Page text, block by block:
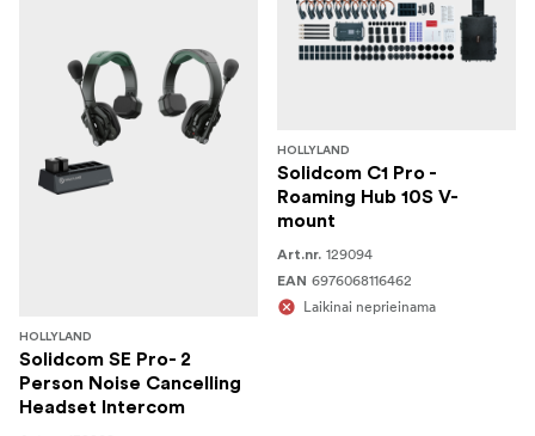
HOLLYLAND
Solidcom SE Pro- 2
Person Noise Cancelling
Headset Intercom
HOLLYLAND
Solidcom C1 Pro -
Roaming Hub 10S V-
mount
Art.nr. 129094
EAN 6976068116462
Laikinai neprieinama